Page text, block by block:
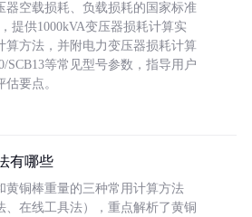
器空载损耗、负载损耗的国家标准
，提供1000kVA变压器损耗计算实
算方法，并附电力变压器损耗计算
SCB13等常见型号参数，指导用户
要点。
有哪些
黄铜棒重量的三种常用计算方法
、在线工具法），重点解析了黄铜